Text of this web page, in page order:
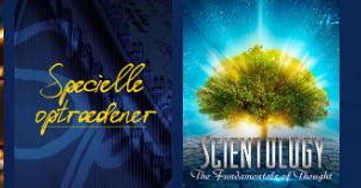
SE
UDFORSK
SERIEN